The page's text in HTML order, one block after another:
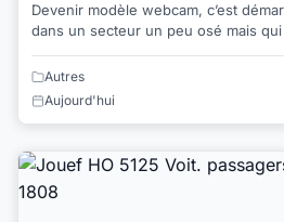
Devenir modèle webcam, c’est
dans un secteur un peu osé mais
Autres
Aujourd'hui